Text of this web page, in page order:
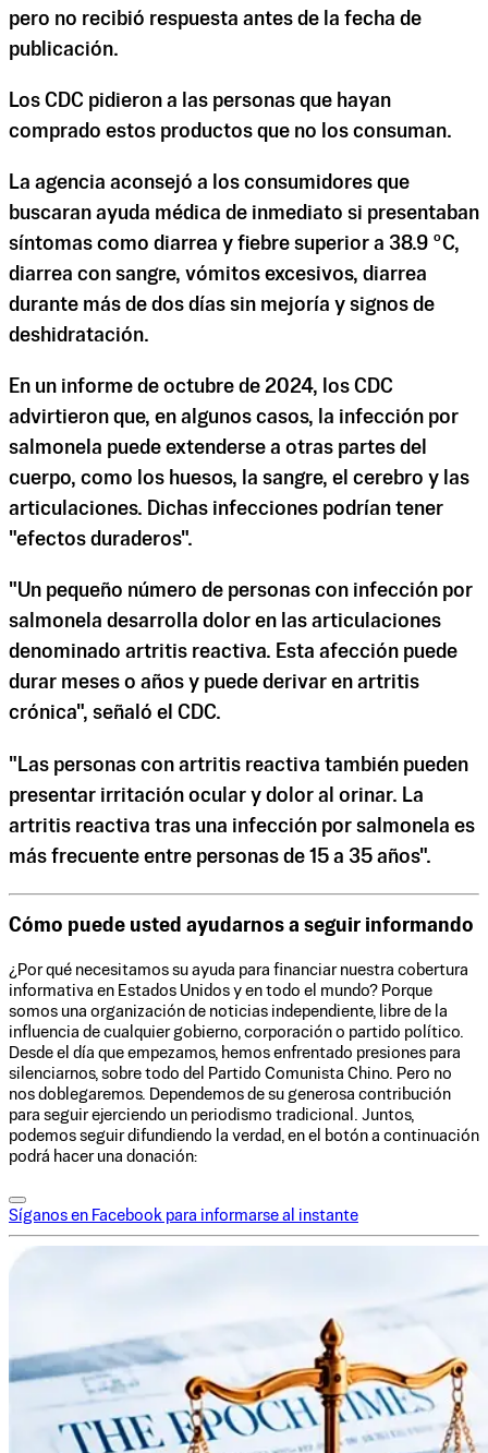
pero no recibió respuesta antes de la fecha de
publicación.
Los CDC pidieron a las personas que hayan
comprado estos productos que no los consuman.
La agencia aconsejó a los consumidores que
buscaran ayuda médica de inmediato si presentaban
síntomas como diarrea y fiebre superior a 38.9 °C,
diarrea con sangre, vómitos excesivos, diarrea
durante más de dos días sin mejoría y signos de
deshidratación.
En un informe de octubre de 2024, los CDC
advirtieron que, en algunos casos, la infección por
salmonela puede extenderse a otras partes del
cuerpo, como los huesos, la sangre, el cerebro y las
articulaciones. Dichas infecciones podrían tener
"efectos duraderos".
"Un pequeño número de personas con infección por
salmonela desarrolla dolor en las articulaciones
denominado artritis reactiva. Esta afección puede
durar meses o años y puede derivar en artritis
crónica", señaló el CDC.
"Las personas con artritis reactiva también pueden
presentar irritación ocular y dolor al orinar. La
artritis reactiva tras una infección por salmonela es
más frecuente entre personas de 15 a 35 años".
Cómo puede usted ayudarnos a seguir informando
¿Por qué necesitamos su ayuda para financiar nuestra cobertura
informativa en Estados Unidos y en todo el mundo? Porque
somos una organización de noticias independiente, libre de la
influencia de cualquier gobierno, corporación o partido político.
Desde el día que empezamos, hemos enfrentado presiones para
silenciarnos, sobre todo del Partido Comunista Chino. Pero no
nos doblegaremos. Dependemos de su generosa contribución
para seguir ejerciendo un periodismo tradicional. Juntos,
podemos seguir difundiendo la verdad, en el botón a continuación
podrá hacer una donación:
Síganos en Facebook para informarse al instante